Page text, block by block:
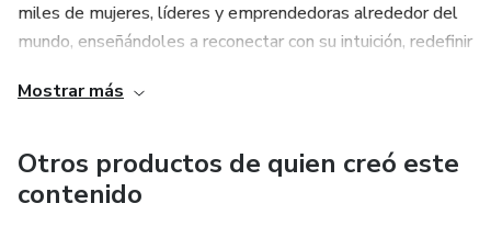
miles de mujeres, líderes y emprendedoras alrededor del
mundo, enseñándoles a reconectar con su intuición, redefinir
dentro y por fuera. 🌎✨
Sus cursos están diseñados para generar impacto real, y
son ideales para audiencias interesadas en bienestar
integral, maternidad consciente, crecimiento personal y
Mostrar más
Otros productos de quien creó este
contenido